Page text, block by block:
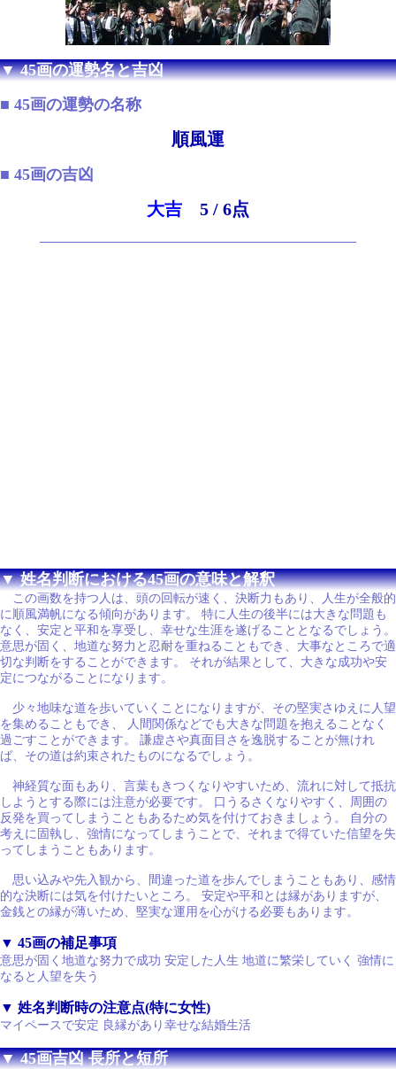
▼ 45画の運勢名と吉凶
■ 45画の運勢の名称
順風運
■ 45画の吉凶
大吉 5 / 6点
▼ 姓名判断における45画の意味と解釈
この画数を持つ人は、頭の回転が速く、決断力もあり、人生が全般的
に順風満帆になる傾向があります。 特に人生の後半には大きな問題も
なく、安定と平和を享受し、幸せな生涯を遂げることとなるでしょう。
意思が固く、地道な努力と忍耐を重ねることもでき、大事なところで適
切な判断をすることができます。 それが結果として、大きな成功や安
定につながることになります。
少々地味な道を歩いていくことになりますが、その堅実さゆえに人望
を集めることもでき、 人間関係などでも大きな問題を抱えることなく
過ごすことができます。 謙虚さや真面目さを逸脱することが無けれ
ば、その道は約束されたものになるでしょう。
神経質な面もあり、言葉もきつくなりやすいため、流れに対して抵抗
しようとする際には注意が必要です。 口うるさくなりやすく、周囲の
反発を買ってしまうこともあるため気を付けておきましょう。 自分の
考えに固執し、強情になってしまうことで、それまで得ていた信望を失
ってしまうこともあります。
思い込みや先入観から、間違った道を歩んでしまうこともあり、感情
的な決断には気を付けたいところ。 安定や平和とは縁がありますが、
金銭との縁が薄いため、堅実な運用を心がける必要もあります。
▼ 45画の補足事項
意思が固く地道な努力で成功 安定した人生 地道に繁栄していく 強情に
なると人望を失う
▼ 姓名判断時の注意点(特に女性)
マイペースで安定 良縁があり幸せな結婚生活
▼ 45画吉凶 長所と短所